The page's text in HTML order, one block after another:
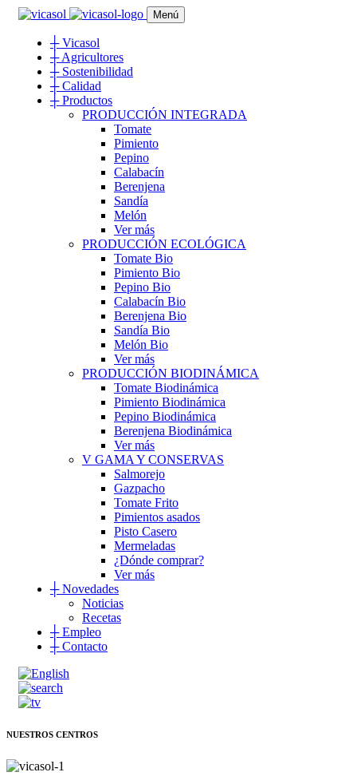
Menú
┼Vicasol
┼Agricultores
┼Sostenibilidad
┼Calidad
┼Productos
PRODUCCIÓN INTEGRADA
Tomate
Pimiento
Pepino
Calabacín
Berenjena
Sandía
Melón
Ver más
PRODUCCIÓN ECOLÓGICA
Tomate Bio
Pimiento Bio
Pepino Bio
Calabacín Bio
Berenjena Bio
Sandía Bio
Melón Bio
Ver más
PRODUCCIÓN BIODINÁMICA
Tomate Biodinámica
Pimiento Biodinámica
Pepino Biodinámica
Berenjena Biodinámica
Ver más
V GAMA Y CONSERVAS
Salmorejo
Gazpacho
Tomate Frito
Pimientos asados
Pisto Casero
Mermeladas
¿Dónde comprar?
Ver más
┼Novedades
Noticias
Recetas
┼Empleo
┼Contacto
NUESTROS CENTROS